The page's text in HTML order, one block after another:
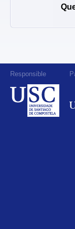
Responsible